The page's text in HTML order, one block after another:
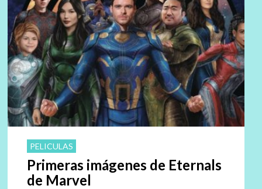
PELICULAS
Primeras imágenes de Eternals
de Marvel